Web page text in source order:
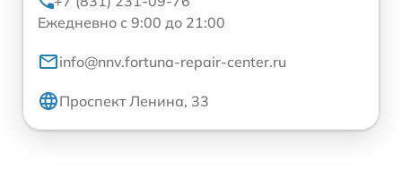
Ежедневно с 9:00 до 21:00
info@nnv.fortuna-repair-center.ru
Проспект Ленина, 33